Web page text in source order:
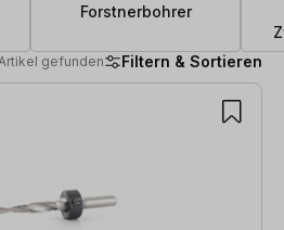
Forstnerbohrer
gefunden Filtern & Sortieren